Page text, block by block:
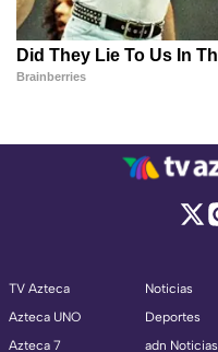
TV Azteca
Azteca UNO
Azteca 7
Noticias
Deportes
adn Noticias